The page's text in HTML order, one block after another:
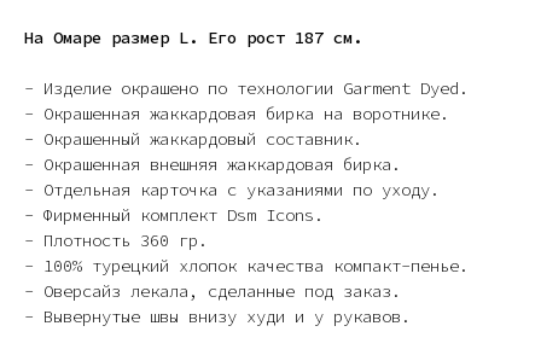
На Омаре размер L. Его рост 187 см.
- Изделие окрашено по технологии Garment Dyed.
- Окрашенная жаккардовая бирка на воротнике.
- Окрашенный жаккардовый составник.
- Окрашенная внешняя жаккардовая бирка.
- Отдельная карточка с указаниями по уходу.
- Фирменный комплект Dsm Icons.
- Плотность 360 гр.
- 100% турецкий хлопок качества компакт-пенье.
- Оверсайз лекала, сделанные под заказ.
- Вывернутые швы внизу худи и у рукавов.